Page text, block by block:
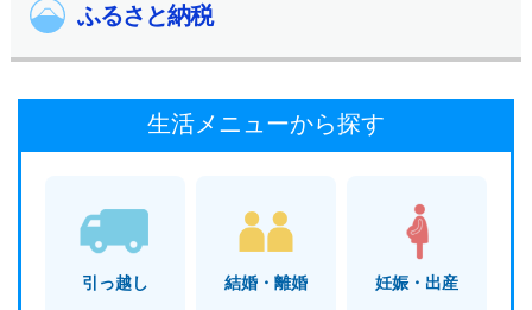
ふるさと納税
生活メニューから探す
引っ越し 結婚・離婚 妊娠・出産